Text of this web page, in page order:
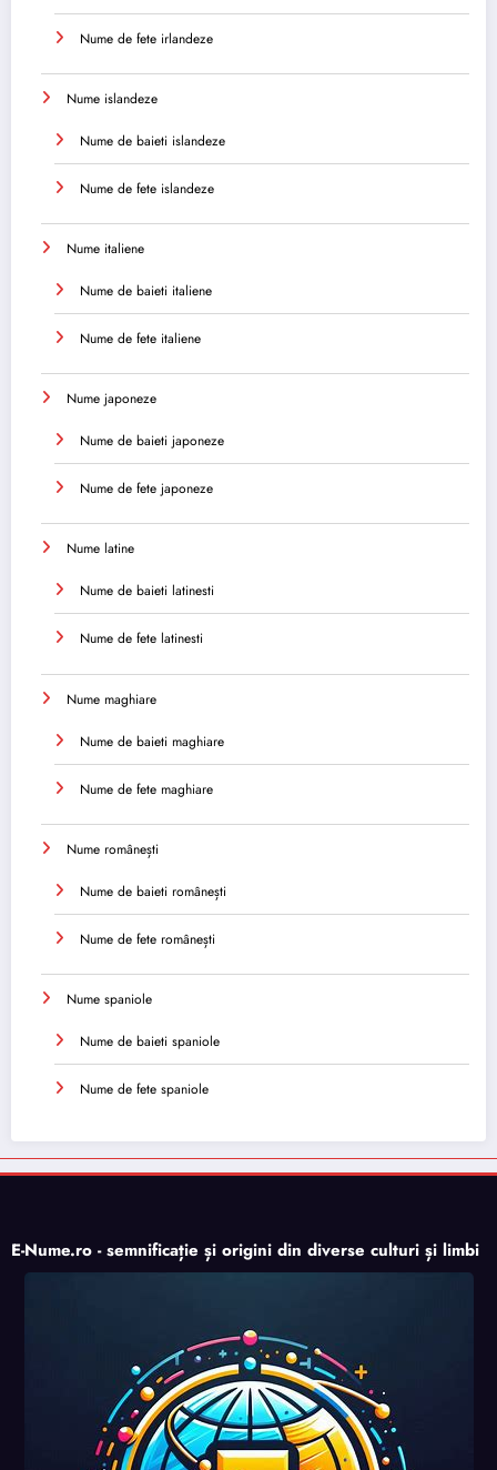
Nume de fete irlandeze
Nume islandeze
Nume de baieti islandeze
Nume de fete islandeze
Nume italiene
Nume de baieti italiene
Nume de fete italiene
Nume japoneze
Nume de baieti japoneze
Nume de fete japoneze
Nume latine
Nume de baieti latinesti
Nume de fete latinesti
Nume maghiare
Nume de baieti maghiare
Nume de fete maghiare
Nume românești
Nume de baieti românești
Nume de fete românești
Nume spaniole
Nume de baieti spaniole
Nume de fete spaniole
E-Nume.ro - semnificație și origini din diverse culturi și limbi